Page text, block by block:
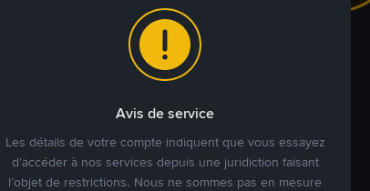
prix. Achetez ou
pour
Avis de service
Les détails de votre compte indiquent que vous essayez
d’accéder à nos services depuis une juridiction faisant
l’objet de restrictions. Nous ne sommes pas en mesure